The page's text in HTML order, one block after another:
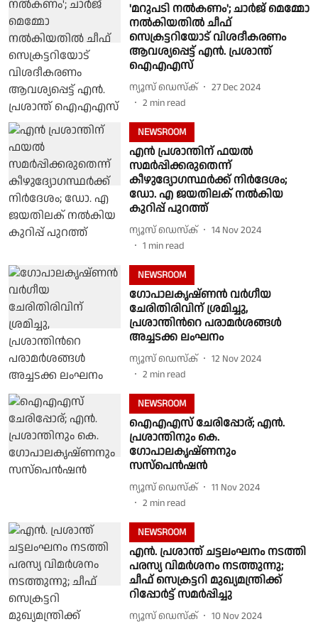
'മറുപടി നൽകണം'; ചാർജ് മെമ്മോ
നല്‍കിയതില്‍ ചീഫ്
സെക്രട്ടറിയോട് വിശദീകരണം
ആവശ്യപ്പെട്ട് എന്‍. പ്രശാന്ത്
ഐഎഎസ്
ന്യൂസ് ഡെസ്ക്
27 Dec 2024
2 min read
NEWSROOM
എന്‍ പ്രശാന്തിന് ഫയല്‍
സമര്‍പ്പിക്കരുതെന്ന്
കീഴുദ്യോഗസ്ഥര്‍ക്ക് നിര്‍ദേശം;
ഡോ. എ ജയതിലക് നല്‍കിയ
കുറിപ്പ് പുറത്ത്
ന്യൂസ് ഡെസ്ക്
14 Nov 2024
1 min read
NEWSROOM
ഗോപാലകൃഷ്ണന്‍ വർഗീയ
ചേരിതിരിവിന് ശ്രമിച്ചു,
പ്രശാന്തിന്‍റെ പരാമർശങ്ങള്‍
അച്ചടക്ക ലംഘനം
ന്യൂസ് ഡെസ്ക്
12 Nov 2024
2 min read
NEWSROOM
ഐഎഎസ് ചേരിപ്പോര്; എൻ.
പ്രശാന്തിനും കെ.
ഗോപാലകൃഷ്ണനും
സസ്പെൻഷൻ
ന്യൂസ് ഡെസ്ക്
11 Nov 2024
2 min read
NEWSROOM
എൻ. പ്രശാന്ത് ചട്ടലംഘനം നടത്തി
പരസ്യ വിമർശനം നടത്തുന്നു;
ചീഫ് സെക്രട്ടറി മുഖ്യമന്ത്രിക്ക്
റിപ്പോർട്ട് സമർപ്പിച്ചു
ന്യൂസ് ഡെസ്ക്
10 Nov 2024